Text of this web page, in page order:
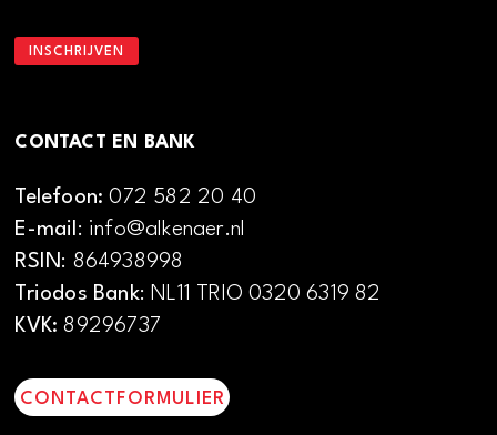
CONTACT EN BANK
Telefoon:072 582 20 40
E-mail: info@alkenaer.nl
RSIN: 864938998
Triodos Bank: NL11 TRIO 0320 6319 82
KVK: 89296737
CONTACTFORMULIER